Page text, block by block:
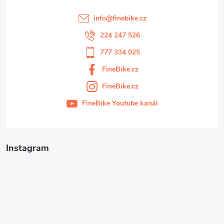
Instagram
info@finebike.cz
224 247 526
777 334 025
FineBike.cz
FineBike.cz
FineBike Youtube kanál